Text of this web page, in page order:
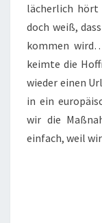
lächerlich hört
doch weiß,
kommen
keimte die
wieder einen
in ein
wir die
einfach, weil